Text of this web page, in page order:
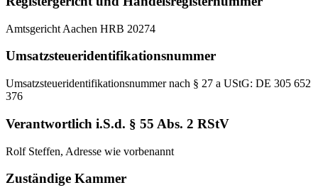
Amtsgericht Aachen HRB 20274
Umsatzsteueridentifikationsnummer
Umsatzsteueridentifikationsnummer nach § 27 a UStG: DE 305 652
376
Verantwortlich i.S.d. § 55 Abs. 2 RStV
Rolf Steffen, Adresse wie vorbenannt
Zuständige Kammer